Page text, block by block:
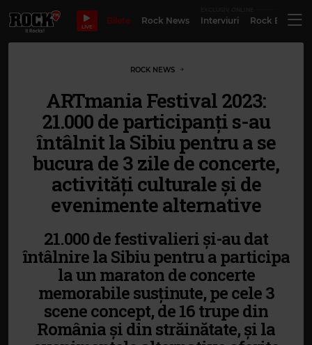
LIVE
Bilete Rock News Interviuri Rock
ROCK NEWS
ARTmania Festival 2023:
21.000 de participanți s-au
întâlnit la Sibiu pentru a se
bucura de 3 zile de concerte,
activități culturale și de
evenimente alternative
21.000 de festivalieri și-au dat
întâlnire la Sibiu pentru a participa
la un maraton de concerte
memorabile susținute, pe cele 3
scene concept, de 16 trupe din
România și din străinătate, și la